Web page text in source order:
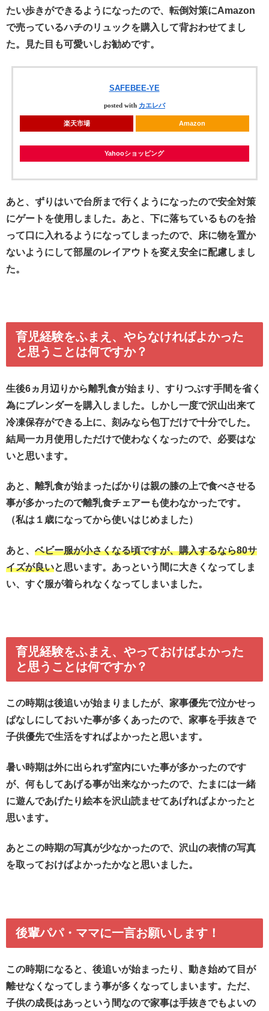
たい歩きができるようになったので、転倒対策にAmazon
で売っているハチのリュックを購入して背おわせてまし
た。見た目も可愛いしお勧めです。
SAFEBEE-YE
posted with カエレバ
楽天市場 Amazon
Yahooショッピング
あと、ずりはいで台所まで行くようになったので安全対策
にゲートを使用しました。あと、下に落ちているものを拾
って口に入れるようになってしまったので、床に物を置か
ないようにして部屋のレイアウトを変え安全に配慮しまし
た。
育児経験をふまえ、やらなければよかった
と思うことは何ですか？
生後6ヵ月辺りから離乳食が始まり、すりつぶす手間を省く
為にブレンダーを購入しました。しかし一度で沢山出来て
冷凍保存ができる上に、刻みなら包丁だけで十分でした。
結局一カ月使用しただけで使わなくなったので、必要はな
いと思います。
あと、離乳食が始まったばかりは親の膝の上で食べさせる
事が多かったので離乳食チェアーも使わなかったです。
（私は１歳になってから使いはじめました）
あと、 ベビー服が小さくなる頃ですが、購入するなら80サ
イズが良いと思います。あっという間に大きくなってしま
い、すぐ服が着られなくなってしまいました。
育児経験をふまえ、やっておけばよかった
と思うことは何ですか？
この時期は後追いが始まりましたが、家事優先で泣かせっ
ぱなしにしておいた事が多くあったので、家事を手抜きで
子供優先で生活をすればよかったと思います。
暑い時期は外に出られず室内にいた事が多かったのです
が、何もしてあげる事が出来なかったので、たまには一緒
に遊んであげたり絵本を沢山読ませてあげればよかったと
思います。
あとこの時期の写真が少なかったので、沢山の表情の写真
を取っておけばよかったかなと思いました。
後輩パパ・ママに一言お願いします！
この時期になると、後追いが始まったり、動き始めて目が
離せなくなってしまう事が多くなってしまいます。ただ、
子供の成長はあっという間なので家事は手抜きでもよいの